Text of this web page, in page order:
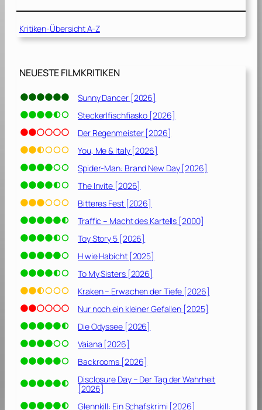
[
2
0
]
Kritiken-Übersicht A-Z
NEUESTE FILMKRITIKEN
Sunny Dancer [2026]
Steckerlfischfiasko [2026]
Der Regenmeister [2026]
You, Me & Italy [2026]
Spider-Man: Brand New Day [2026]
The Invite [2026]
Bitteres Fest [2026]
Traffic – Macht des Kartells [2000]
Toy Story 5 [2026]
H wie Habicht [2025]
To My Sisters [2026]
Kraken – Erwachen der Tiefe [2026]
Nur noch ein kleiner Gefallen [2025]
Die Odyssee [2026]
Vaiana [2026]
Backrooms [2026]
Disclosure Day – Der Tag der Wahrheit
[2026]
Glennkill: Ein Schafskrimi [2026]